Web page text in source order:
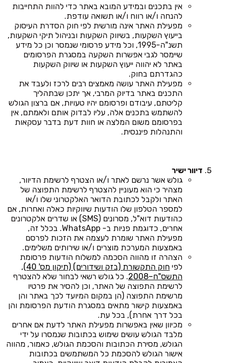
אין בתכנים ובמידע המובא באתר כדי להוות התחייבות
להנחה ו/או רווח ו/או תשואה עודפת.
מפעילת האתר אינה מורשית לפי חוק הסדרת העיסוק
בייעוץ השקעות, בשיווק השקעות ובניהול תיקי השקעות,
תשנ"ה-1995, וכל מידע פרסומי שנמסר וכן כל מידע
שיימסר לגבי אפשרות השקעה במסגרת הפרסומים
באתר לא יהווה ייעוץ השקעות או שיווק השקעות
כהגדרתם בחוק.
מפעילת האתר עושה מאמצים רבים לרכז ולעבד את
התכנים באתר בדיוק המרבי, אך יתכן שבתהליך
קליטתם, עיבודם ופרסומם יהיו טעויות, אם ברצון הגולש
להשתמש בתכנים אלה, עליו לבדוק אותם ולאמתם, אין
בפרסומם משום המלצה או חוות דעת בדבר עסקאות
והתנהלות פיננסית.
דיוור ישיר
גולש אשר נרשם לאתר ו/או הצטרף לרשימת הדיוור,
מצהיר כי הוא מעוניין להצטרף לרשימת התפוצה של
האתר ולקבל לכתובת הדואר האלקטרוני שלו ו/או
למספר הטלפון שלו הודעות שיווקיות כאלה ואחרות, אם
כהודעות דוא"ל, מסרונים (SMS) או שדרים אלקטרונים
אחרים, כדוגמת פניות ב- WhatsApp. בכלל זה,
מפעילת האתר שומרת לעצמה את הזכות לפרסם
באמצעות המערכת מוצרים ו/או שירותים משלימים.
הצהרה זו מהווה הסכמה למשלוח הודעות פרסומת
לפי
חוק התקשורת (בזק ושידורים) (תיקון מס' 40),
התשס"ח–2008
. כל גולש רשאי לבחור שלא להצטרף
לרשימת התפוצה של האתר, וכן להסיר את פרטיו
מרשימת התפוצה (הן במקום המיועד לכך באתר והן
באמצעות קישור מתאים במסגרת הודעת הפרסומת והן
בכל דרך אחרת), בכל עת.
מכיוון שאין באפשרות מפעילת האתר לדעת אם אחרים
מלבד הגולש עושים שימוש בכתובות שנמסרו על ידי
הגולש, מסירת הכתובות והסכמת הגולש, כאמור, מהווה
אישור הגולש להסכמת כל המשתמשים בכתובות